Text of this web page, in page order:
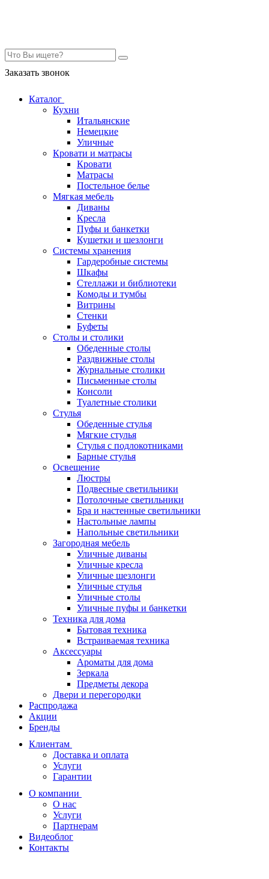
Заказать звонок
Каталог
Кухни
Итальянские
Немецкие
Уличные
Кровати и матрасы
Кровати
Матрасы
Постельное белье
Мягкая мебель
Диваны
Кресла
Пуфы и банкетки
Кушетки и шезлонги
Системы хранения
Гардеробные системы
Шкафы
Стеллажи и библиотеки
Комоды и тумбы
Витрины
Стенки
Буфеты
Столы и столики
Обеденные столы
Раздвижные столы
Журнальные столики
Письменные столы
Консоли
Туалетные столики
Стулья
Обеденные стулья
Мягкие стулья
Стулья с подлокотниками
Барные стулья
Освещение
Люстры
Подвесные светильники
Потолочные светильники
Бра и настенные светильники
Настольные лампы
Напольные светильники
Загородная мебель
Уличные диваны
Уличные кресла
Уличные шезлонги
Уличные стулья
Уличные столы
Уличные пуфы и банкетки
Техника для дома
Бытовая техника
Встраиваемая техника
Аксессуары
Ароматы для дома
Зеркала
Предметы декора
Двери и перегородки
Распродажа
Акции
Бренды
Клиентам
Доставка и оплата
Услуги
Гарантии
О компании
О нас
Услуги
Партнерам
Видеоблог
Контакты